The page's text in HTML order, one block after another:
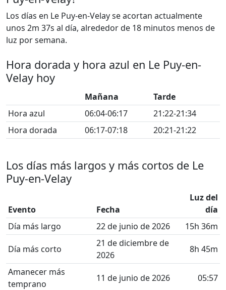
Los días en Le Puy-en-Velay se acortan actualmente
unos 2m 37s al día, alrededor de 18 minutos menos de
luz por semana.
Hora dorada y hora azul en Le Puy-en-
Velay hoy
Mañana
Tarde
Hora azul
06:04-06:17
21:22-21:34
Hora dorada
06:17-07:18 20:21-21:22
Los días más largos y más cortos de Le
Puy-en-Velay
Evento Fecha
Luz del
día
Día más largo
22 de junio de 2026 15h 36m
Día más corto
21 de diciembre de
2026
8h 45m
Amanecer más
temprano
11 de junio de 2026 05:57